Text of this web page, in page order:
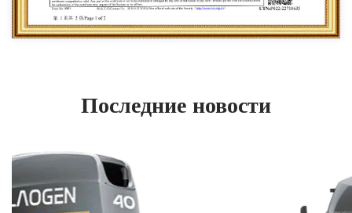
Последние новости